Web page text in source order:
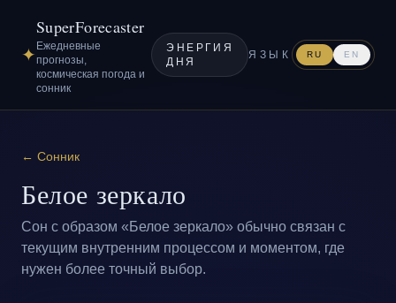
✦
SuperForecaster
Ежедневные
прогнозы,
космическая погода и
сонник
ЭНЕРГИЯ
ДНЯ
ЯЗЫК RU EN
← Сонник
Белое зеркало
Сон с образом «Белое зеркало» обычно связан с
текущим внутренним процессом и моментом, где
нужен более точный выбор.